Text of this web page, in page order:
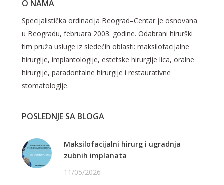
O NAMA
Specijalistička ordinacija Beograd–Centar je osnovana
u Beogradu, februara 2003. godine. Odabrani hirurški
tim pruža usluge iz sledećih oblasti: maksilofacijalne
hirurgije, implantologije, estetske hirurgije lica, oralne
hirurgije, paradontalne hirurgije i restaurativne
stomatologije.
POSLEDNJE SA BLOGA
Maksilofacijalni hirurg i ugradnja
zubnih implanata
11/05/2026